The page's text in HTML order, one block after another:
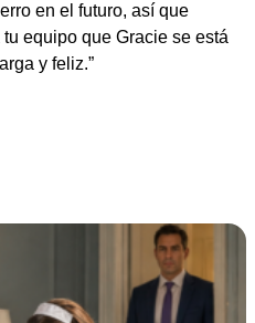
en el futuro, así que
equipo que Gracie se está
y feliz.”